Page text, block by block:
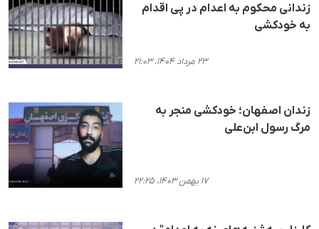
زندانی م‍حکوم به اعدام در پی اقدام
به خودکشی
۲۳ مرداد ۱۴۰۴، ۲۱:۰۳
زندان اصفهان؛ خودکشی منجر به
مرگ رسول ابن‌علی
۱۷ بهمن ۱۴۰۳، ۲۲:۲۵